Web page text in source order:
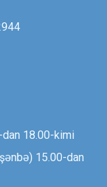
dan 18.00-kimi
15.00-dan